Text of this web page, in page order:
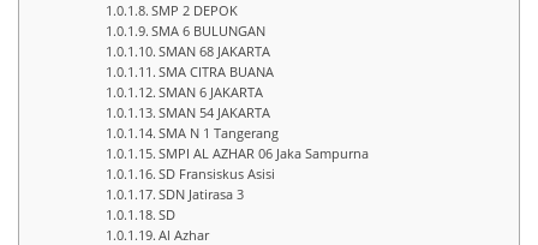
SMP 2 DEPOK
SMA 6 BULUNGAN
SMAN 68 JAKARTA
SMA CITRA BUANA
SMAN 6 JAKARTA
SMAN 54 JAKARTA
SMA N 1 Tangerang
SMPI AL AZHAR 06 Jaka Sampurna
SD Fransiskus Asisi
SDN Jatirasa 3
SD
Al Azhar